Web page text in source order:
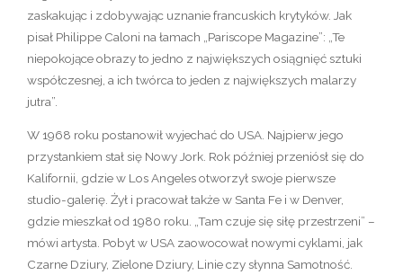
zaskakując i zdobywając uznanie francuskich krytyków. Jak
pisał Philippe Caloni na łamach „Pariscope Magazine”: „Te
niepokojące obrazy to jedno z największych osiągnięć sztuki
współczesnej, a ich twórca to jeden z największych malarzy
jutra”.
W 1968 roku postanowił wyjechać do USA. Najpierw jego
przystankiem stał się Nowy Jork. Rok później przeniósł się do
Kalifornii, gdzie w Los Angeles otworzył swoje pierwsze
studio-galerię. Żył i pracował także w Santa Fe i w Denver,
gdzie mieszkał od 1980 roku. „Tam czuje się siłę przestrzeni” –
mówi artysta. Pobyt w USA zaowocował nowymi cyklami, jak
Czarne Dziury, Zielone Dziury, Linie czy słynna Samotność.